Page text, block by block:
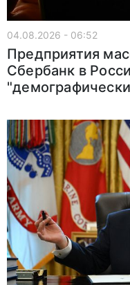
04.08.2026 - 06:52
Предприятия
Сбербанк в